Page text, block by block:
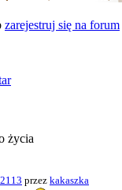
zarejestruj się na forum
życia
przez kakaszka